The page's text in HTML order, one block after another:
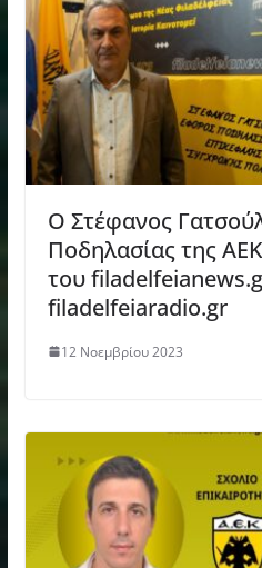
Ο Στέφανος
Ποδηλασίας της
του
filadelfeiaradio.gr
12 Νοεμβρίου 2023